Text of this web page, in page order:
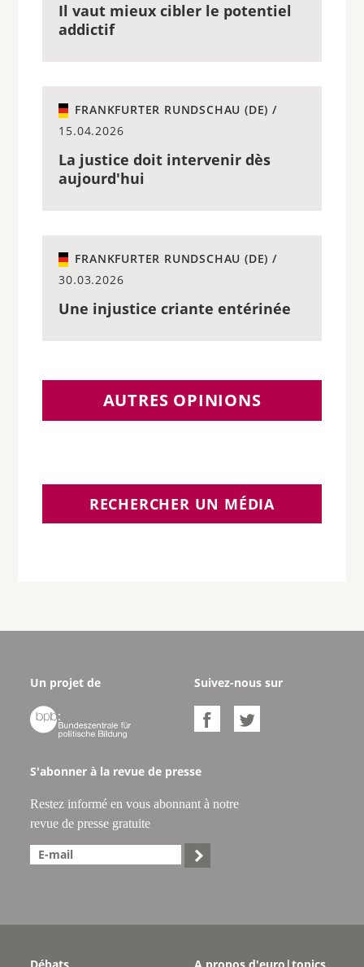
Il vaut mieux cibler le potentiel
addictif
FRANKFURTER RUNDSCHAU (DE) /
15.04.2026
La justice doit intervenir dès
aujourd'hui
FRANKFURTER RUNDSCHAU (DE) /
30.03.2026
Une injustice criante entérinée
AUTRES OPINIONS
RECHERCHER UN MÉDIA
Un projet de

Suivez-nous sur
 
S'abonner à la revue de presse
Restez informé en vous abonnant à notre
revue de presse gratuite
